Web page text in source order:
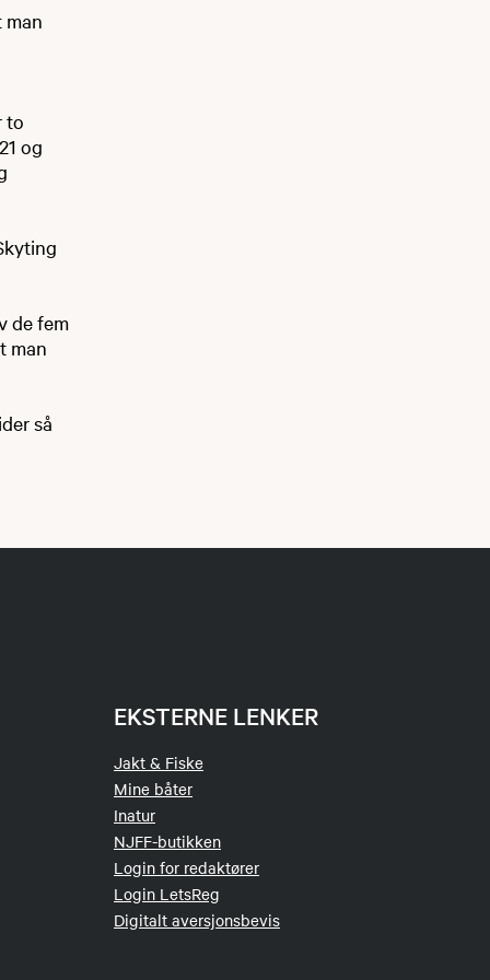
man
to
og
de fem
man
så
EKSTERNE LENKER
Jakt & Fiske
Mine båter
Inatur
NJFF-butikken
Login for redaktører
Login LetsReg
Digitalt aversjonsbevis